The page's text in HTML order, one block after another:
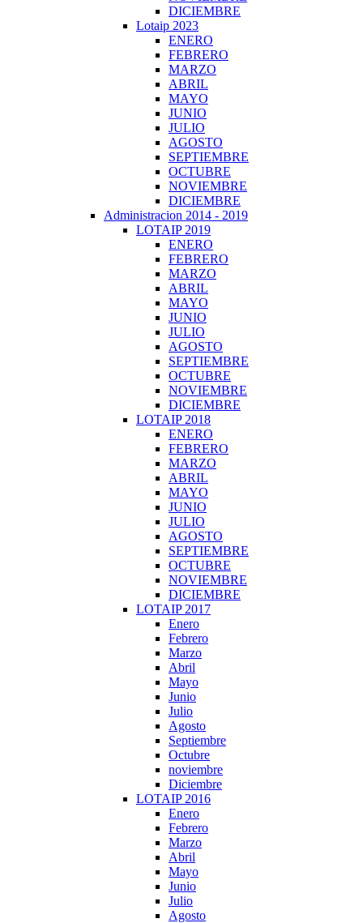
DICIEMBRE
Lotaip 2023
ENERO
FEBRERO
MARZO
ABRIL
MAYO
JUNIO
JULIO
AGOSTO
SEPTIEMBRE
OCTUBRE
NOVIEMBRE
DICIEMBRE
Administracion 2014 - 2019
LOTAIP 2019
ENERO
FEBRERO
MARZO
ABRIL
MAYO
JUNIO
JULIO
AGOSTO
SEPTIEMBRE
OCTUBRE
NOVIEMBRE
DICIEMBRE
LOTAIP 2018
ENERO
FEBRERO
MARZO
ABRIL
MAYO
JUNIO
JULIO
AGOSTO
SEPTIEMBRE
OCTUBRE
NOVIEMBRE
DICIEMBRE
LOTAIP 2017
Enero
Febrero
Marzo
Abril
Mayo
Junio
Julio
Agosto
Septiembre
Octubre
noviembre
Diciembre
LOTAIP 2016
Enero
Febrero
Marzo
Abril
Mayo
Junio
Julio
Agosto